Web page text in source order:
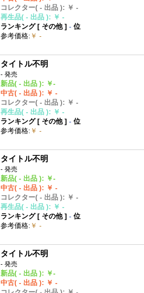
コレクター( - 出品 ): ￥ -
再生品( - 出品 ): ￥ -
ランキング [ その他]- 位
参考価格: ￥ -
タイトル不明
- 発売
新品( - 出品 ): ￥-
中古( - 出品 ): ￥ -
コレクター( - 出品 ): ￥ -
再生品( - 出品 ): ￥ -
ランキング [ その他]- 位
参考価格: ￥ -
タイトル不明
- 発売
新品( - 出品 ): ￥-
中古( - 出品 ): ￥ -
コレクター( - 出品 ): ￥ -
再生品( - 出品 ): ￥ -
ランキング [ その他]- 位
参考価格: ￥ -
タイトル不明
- 発売
新品( - 出品 ): ￥-
中古( - 出品 ): ￥ -